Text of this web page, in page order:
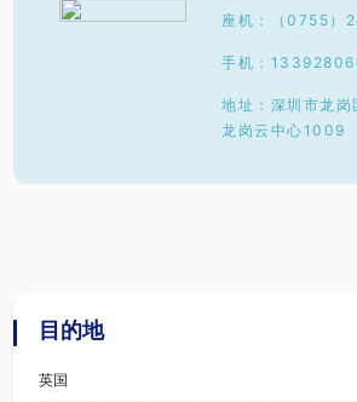
座机：（0755）
手机：
地址：深圳市龙
龙岗云中心1009
目的地
英国